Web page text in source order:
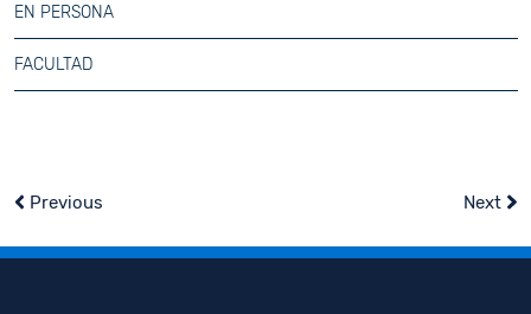
EN PERSONA
FACULTAD
Previous Next